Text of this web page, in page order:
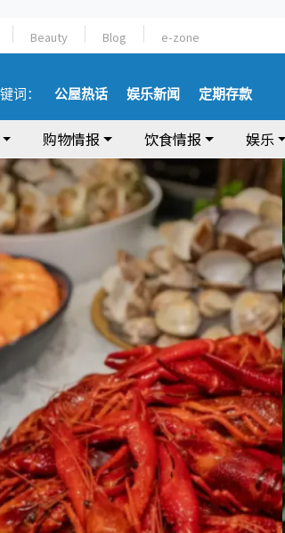
Beauty Blog e-zone
词： 公屋热话 娱乐新闻 定期存款
购物情报 饮食情报 娱乐